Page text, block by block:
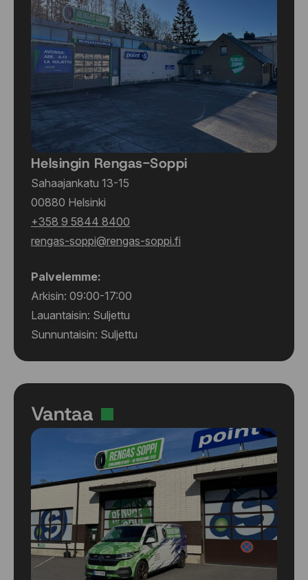
Helsingin Rengas-Soppi
Sahaajankatu 13-15
00880 Helsinki
+358 9 5844 8400
rengas-soppi@rengas-soppi.fi
Palvelemme:
Arkisin: 09:00-17:00
Lauantaisin: Suljettu
Sunnuntaisin: Suljettu
Vantaa